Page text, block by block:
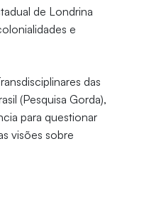
de Londrina
e
das
(Pesquisa Gorda),
para questionar
visões sobre